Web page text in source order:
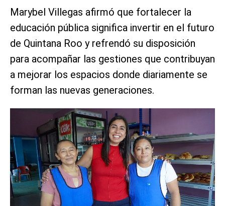
Marybel Villegas afirmó que fortalecer la
educación pública significa invertir en el futuro
de Quintana Roo y refrendó su disposición
para acompañar las gestiones que contribuyan
a mejorar los espacios donde diariamente se
forman las nuevas generaciones.